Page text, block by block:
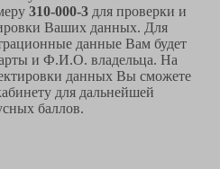
310-000-3 для проверки и
Ваших данных. Для
данные Вам будет
и Ф.И.О. владельца. На
данных Вы сможете
для дальнейшей
баллов.